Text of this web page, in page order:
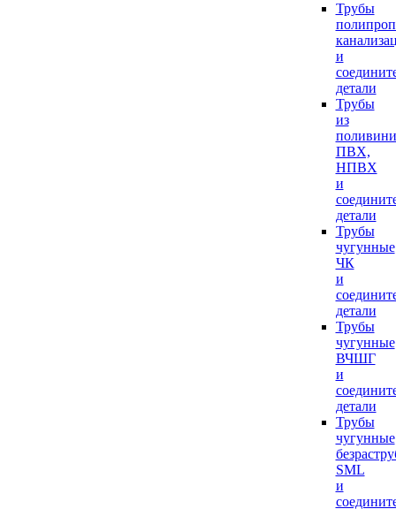
Трубы
и
детали
Трубы
из
ПВХ,
НПВХ
и
детали
Трубы
чугунные
ЧК
и
детали
Трубы
чугунные
ВЧШГ
и
детали
Трубы
чугунные
SML
и